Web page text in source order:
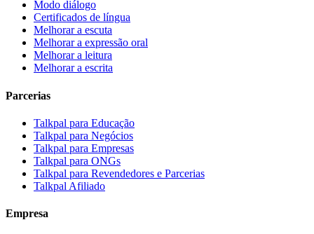
Modo diálogo
Certificados de língua
Melhorar a escuta
Melhorar a expressão oral
Melhorar a leitura
Melhorar a escrita
Parcerias
Talkpal para Educação
Talkpal para Negócios
Talkpal para Empresas
Talkpal para ONGs
Talkpal para Revendedores e Parcerias
Talkpal Afiliado
Empresa